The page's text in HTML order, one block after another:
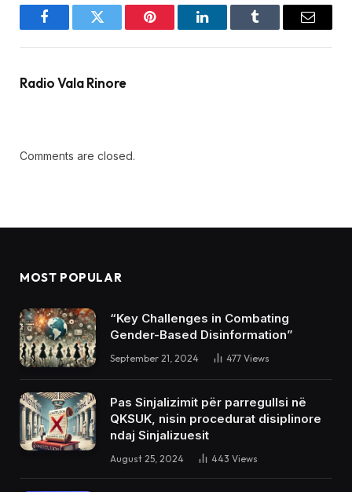
FacebookTwitter Pinterest LinkedInTumblr Email
Radio Vala Rinore
Comments are closed.
MOST POPULAR
“Key Challenges in Combating
Gender-Based Disinformation”
September 21, 2024 477 Views
Pas Sinjalizimit për parregullsi në
QKSUK, nisin procedurat disiplinore
ndaj Sinjalizuesit
August 25, 2024 443 Views